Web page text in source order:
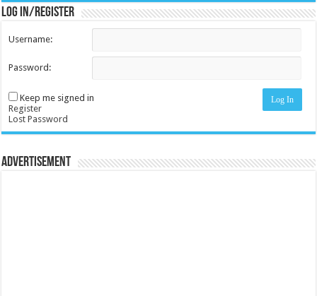
Log in/register
Username:
Password:
Keep me signed in Log In
Register
Lost Password
Advertisement